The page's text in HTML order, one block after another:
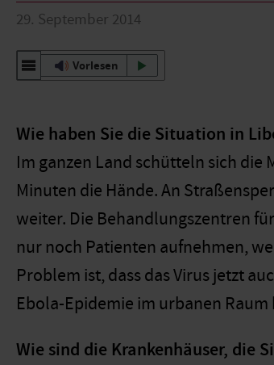
29. September 2014
Vorlesen
Wie haben Sie die Situation in
Im ganzen Land schütteln sich die
Minuten die Hände. An
weiter. Die Behandlungszentren
nur noch Patienten aufnehmen,
Problem ist, dass das Virus jetzt
Ebola-Epidemie im urbanen Raum
Wie sind die Krankenhäuser, die